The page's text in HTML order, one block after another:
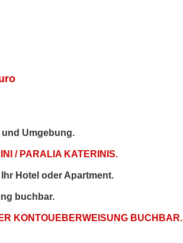
und Umgebung.
/ PARALIA KATERINIS.
Hotel oder Apartment.
buchbar.
KONTOUEBERWEISUNG BUCHBAR.